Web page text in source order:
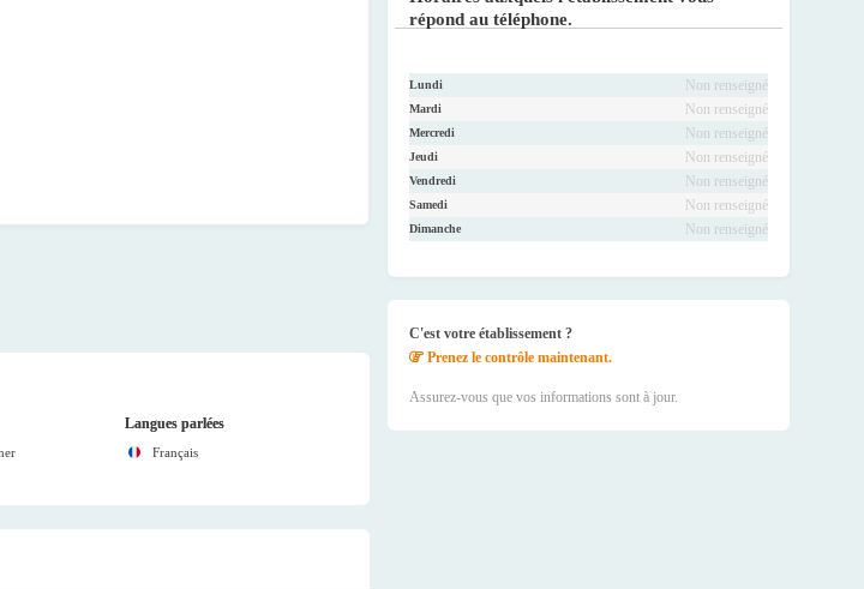
Langues parlées
Français
répond au téléphone.
Lundi Non renseigné
Mardi Non renseigné
Mercredi Non renseigné
Jeudi Non renseigné
Vendredi Non renseigné
Samedi Non renseigné
Dimanche Non renseigné
C'est votre établissement ?
Prenez le contrôle maintenant.
Assurez-vous que vos informations sont à jour.